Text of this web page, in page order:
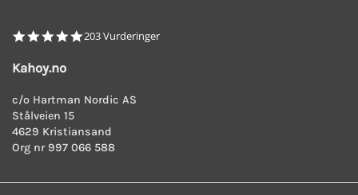
4.8
203 Vurderinger
Kahoy.no
c/o Hartman Nordic AS
Stålveien 15
4629 Kristiansand
Org nr 997 066 588